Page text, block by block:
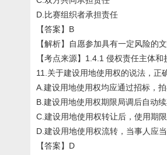
D.比赛组织者承担责任
【答案】B
【解析】自愿参加具有一定风险的
【考点来源】1.4.1 侵权责任主体
11.关于建设用地使用权的说法，正
A.建设用地使用权均应通过招标，
B.建设用地使用权期限局调后自动
C.建设用地使用权转让后，使用期
D.建设用地使用权流转，当事人应
【答案】D